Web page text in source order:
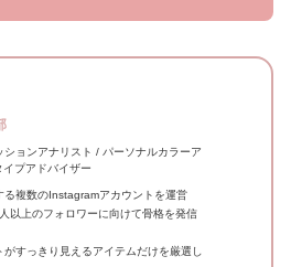
ションアナリスト / パーソナルカラーア
プアドバイザー
る複数のInstagramアカウントを運営
以上のフォロワーに向けて骨格を発信
すっきり見えるアイテムだけを厳選し